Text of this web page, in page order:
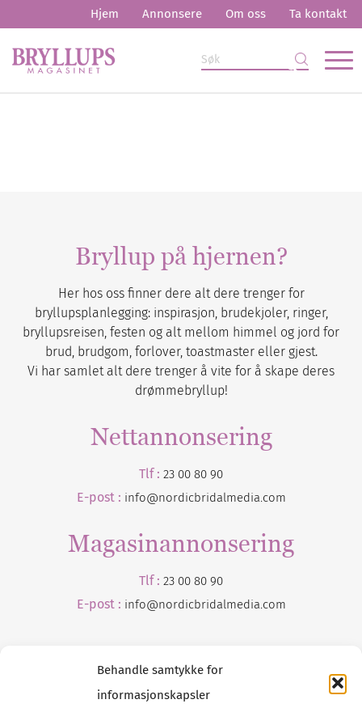
Behandle samtykke for
informasjonskapsler
Hjem Annonsere Om oss Ta kontakt
Bryllup på hjernen?
Her hos oss finner dere alt dere trenger for
bryllupsplanlegging: inspirasjon, brudekjoler, ringer,
bryllupsreisen, festen og alt mellom himmel og jord for
brud, brudgom, forlover, toastmaster eller gjest.
Vi har samlet alt dere trenger å vite for å skape deres
drømmebryllup!
Nettannonsering
Tlf : 23 00 80 90
E-post : info@nordicbridalmedia.com
Magasinannonsering
Tlf : 23 00 80 90
E-post : info@nordicbridalmedia.com